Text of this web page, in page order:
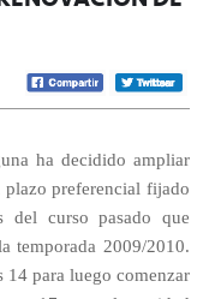
ha decidido ampliar
plazo preferencial fijado
del curso pasado que
temporada 2009/2010.
para luego comenzar